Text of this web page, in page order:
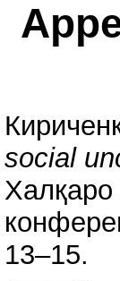
social
13–15.